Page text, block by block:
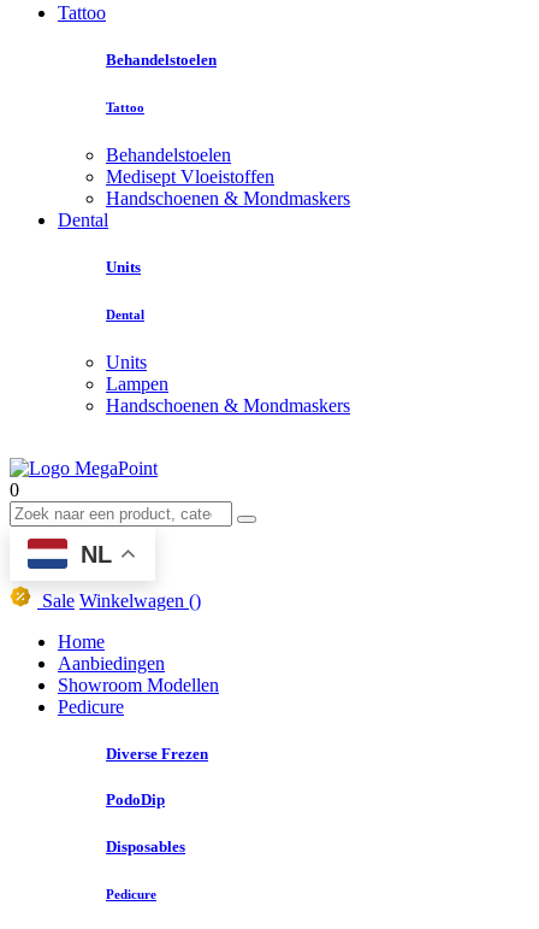
Tattoo
Behandelstoelen
Tattoo
Behandelstoelen
Medisept Vloeistoffen
Handschoenen & Mondmaskers
Dental
Units
Dental
Units
Lampen
Handschoenen & Mondmaskers
0
NL
Sale Winkelwagen ()
Home
Aanbiedingen
Showroom Modellen
Pedicure
Diverse Frezen
PodoDip
Disposables
Pedicure